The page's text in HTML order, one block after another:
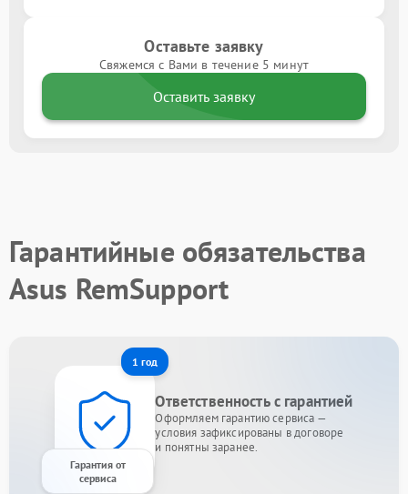
Оставьте заявку
Свяжемся с Вами в течение 5 минут
Оставить заявку
Гарантийные обязательства
Asus RemSupport
1 год
Гарантия от
сервиса
Ответственность с гарантией
Оформляем гарантию сервиса —
условия зафиксированы в договоре
и понятны заранее.